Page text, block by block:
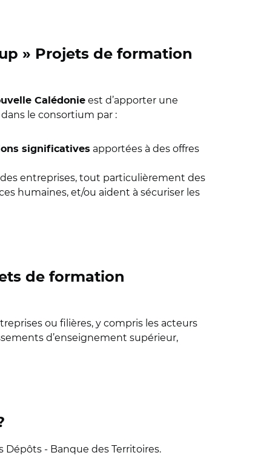
» Projets de formation
Calédonie est d’apporter une
le consortium par :
significatives apportées à des offres
entreprises, tout particulièrement des
humaines, et/ou aident à sécuriser les
de formation
ou filières, y compris les acteurs
d’enseignement supérieur,
- Banque des Territoires.